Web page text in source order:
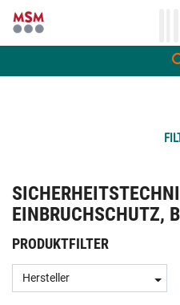
EINBRUCHSCHUTZ,
PRODUKTFILTER
Hersteller